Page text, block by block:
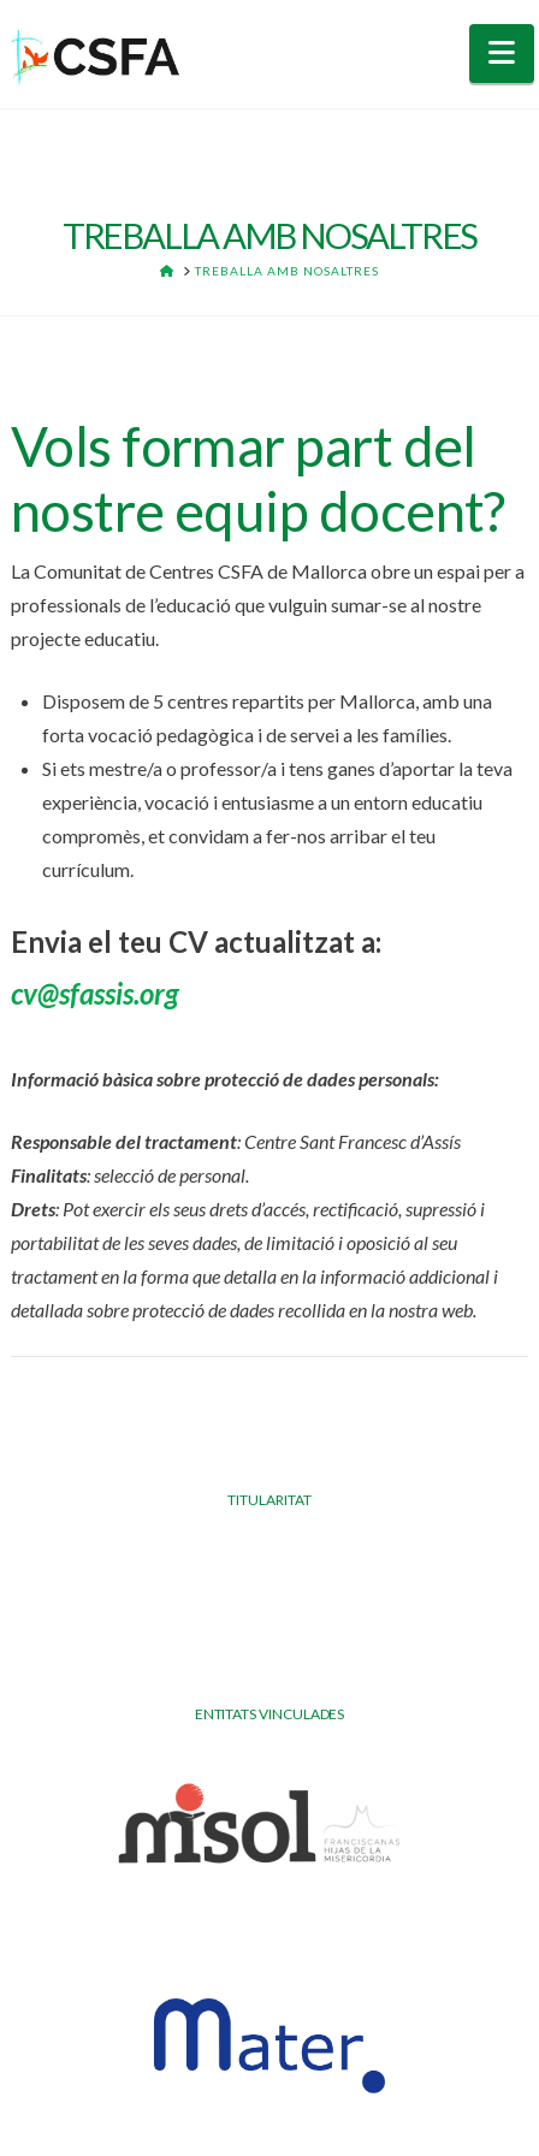
TREBALLA AMB NOSALTRES
HOMETREBALLA AMB NOSALTRES
Vols formar part del
nostre equip docent?
La Comunitat de Centres CSFA de Mallorca obre un espai per a
professionals de l’educació que vulguin sumar-se al nostre
projecte educatiu.
Disposem de 5 centres repartits per Mallorca, amb una
forta vocació pedagògica i de servei a les famílies.
Si ets mestre/a o professor/a i tens ganes d’aportar la teva
experiència, vocació i entusiasme a un entorn educatiu
compromès, et convidam a fer-nos arribar el teu
currículum.
Envia el teu CV actualitzat a:
cv@sfassis.org
Informació bàsica sobre protecció de dades personals:
Responsable del tractament: Centre Sant Francesc d’Assís
Finalitats: selecció de personal.
Drets: Pot exercir els seus drets d’accés, rectificació, supressió i
portabilitat de les seves dades, de limitació i oposició al seu
tractament en la forma que detalla en la informació addicional i
detallada sobre protecció de dades recollida en la nostra web.
TITULARITAT
ENTITATS VINCULADES